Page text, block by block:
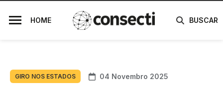
HOME BUSCAR
GIRO NOS ESTADOS 04 Novembro 2025